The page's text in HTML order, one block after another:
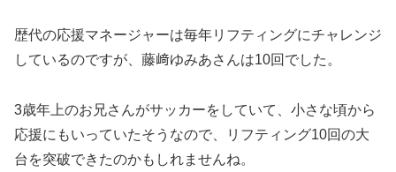
歴代の応援マネージャーは毎年リフティングにチャレンジ
しているのですが、藤﨑ゆみあさんは10回でした。
3歳年上のお兄さんがサッカーをしていて、小さな頃から
応援にもいっていたそうなので、リフティング10回の大
台を突破できたのかもしれませんね。